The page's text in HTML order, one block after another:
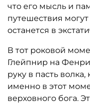
что его мысль и
путешествия могут
останется в
В тот роковой
Глейпнир на
руку в пасть
именно в этот
верховного бога.